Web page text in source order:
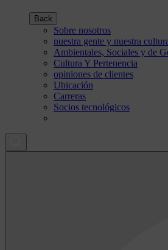
Back
Sobre nosotros
nuestra gente y nuestra
Ambientales, Sociales y de
Cultura Y Pertenencia
opiniones de clientes
Ubicación
Carreras
Socios tecnológicos